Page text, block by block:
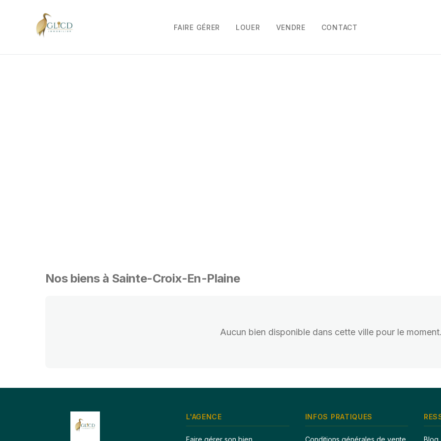
contenu
FAIRE GÉRER LOUER VENDRE CONTACT
Nos biens à Sainte-Croix-En-Plaine
Aucun bien disponible dans cette ville pour le moment.
L'AGENCE
Faire gérer son bien
INFOS PRATIQUES
Conditions générales de vente Blog